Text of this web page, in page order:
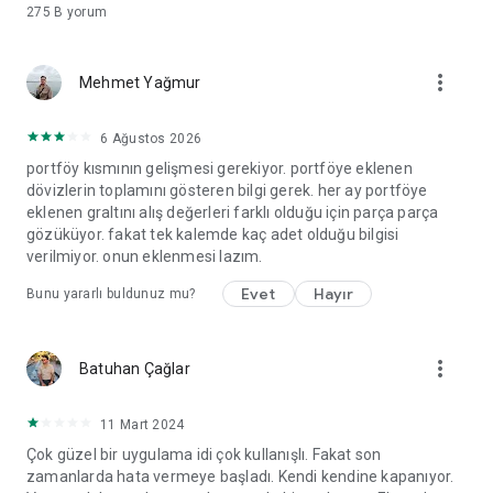
275 B yorum
Mehmet Yağmur more_vert
6 Ağustos 2026
portföy kısmının gelişmesi gerekiyor. portföye eklenen
dövizlerin toplamını gösteren bilgi gerek. her ay portföye
eklenen graltını alış değerleri farklı olduğu için parça parça
gözüküyor. fakat tek kalemde kaç adet olduğu bilgisi
verilmiyor. onun eklenmesi lazım.
Bunu yararlı buldunuz mu? Evet Hayır
Batuhan Çağlar more_vert
11 Mart 2024
Çok güzel bir uygulama idi çok kullanışlı. Fakat son
zamanlarda hata vermeye başladı. Kendi kendine kapanıyor.